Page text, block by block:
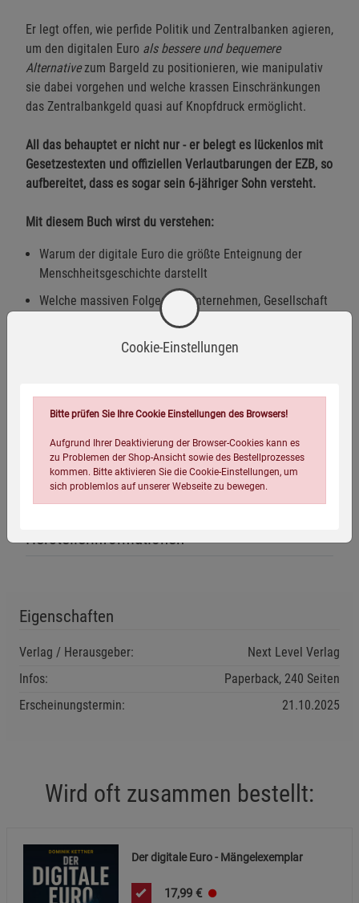
Er legt offen, wie perfide Politik und Zentralbanken agieren,
um den digitalen Euro als bessere und bequemere
Alternativezum Bargeld zu positionieren, wie manipulativ
sie dabei vorgehen und welche krassen Einschränkungen
das Zentralbankgeld quasi auf Knopfdruck ermöglicht.
All das behauptet er nicht nur - er belegt es lückenlos mit
Gesetzestexten und offiziellen Verlautbarungen der EZB, so
aufbereitet, dass es sogar sein 6-jähriger Sohn versteht.
Mit diesem Buch wirst du verstehen:
Warum der digitale Euro die größte Enteignung der
Menschheitsgeschichte darstellt
Welche massiven Folgen für Unternehmen, Gesellschaft
und deine persönliche Sicherheit drohen
Warum dieses Machtinstrument in den Händen einer
Welche konkreten Schritte du jetzt unternehmen musst,
Mängelexemplar - leichte Lagerspuren
Herstellerinformationen
Eigenschaften
Verlag / Herausgeber:
Next Level Verlag
Infos:
Paperback, 240 Seiten
Erscheinungstermin:
21.10.2025
Wird oft zusammen bestellt:
Der digitale Euro - Mängelexemplar
17,99 €
Cookie-Einstellungen
Bitte prüfen Sie Ihre Cookie Einstellungen des Browsers!
Aufgrund Ihrer Deaktivierung der Browser-Cookies kann es
zu Problemen der Shop-Ansicht sowie des Bestellprozesses
kommen. Bitte aktivieren Sie die Cookie-Einstellungen, um
sich problemlos auf unserer Webseite zu bewegen.
Zurück Einstellungen speichern für die Gruppe
Beschreibung Funktionale Cookies